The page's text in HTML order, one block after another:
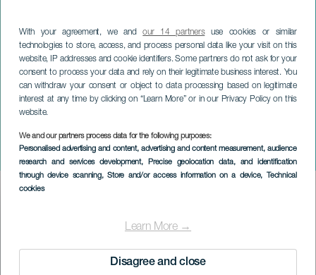
With your agreement, we andour 14 partnersuse cookies or similar
technologies to store, access, and process personal data like your visit on this
website, IP addresses and cookie identifiers. Some partners do not ask for your
consent to process your data and rely on their legitimate business interest. You
can withdraw your consent or object to data processing based on legitimate
interest at any time by clicking on “Learn More” or in our Privacy Policy on this
website.
We and our partners process data for the following purposes:
Personalised advertising and content, advertising and content measurement, audience
research and services development, Precise geolocation data, and identification
through device scanning, Store and/or access information on a device, Technical
cookies
Learn More →
Disagree and close
Ana Crismán i konsert
LA PALMA
Imagen